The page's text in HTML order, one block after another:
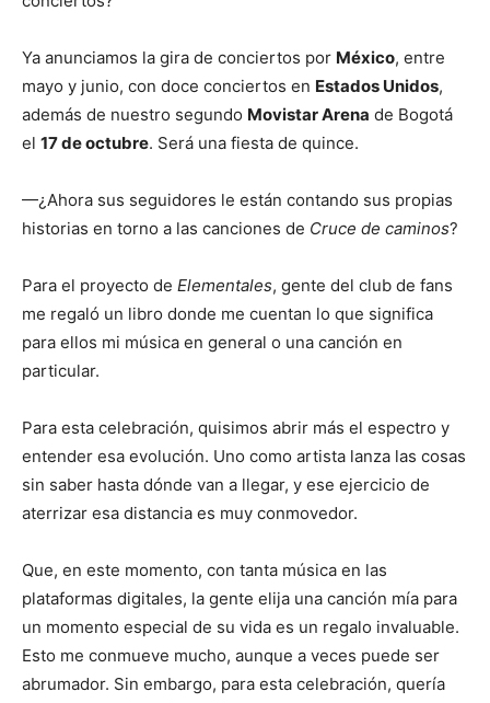
Ya anunciamos la gira de conciertos por México, entre
mayo y junio, con doce conciertos en Estados Unidos,
además de nuestro segundo Movistar Arena de Bogotá
el 17 de octubre. Será una fiesta de quince.
—¿Ahora sus seguidores le están contando sus propias
historias en torno a las canciones de Cruce de caminos?
Para el proyecto de Elementales, gente del club de fans
me regaló un libro donde me cuentan lo que significa
para ellos mi música en general o una canción en
particular.
Para esta celebración, quisimos abrir más el espectro y
entender esa evolución. Uno como artista lanza las cosas
sin saber hasta dónde van a llegar, y ese ejercicio de
aterrizar esa distancia es muy conmovedor.
Que, en este momento, con tanta música en las
plataformas digitales, la gente elija una canción mía para
un momento especial de su vida es un regalo invaluable.
Esto me conmueve mucho, aunque a veces puede ser
abrumador. Sin embargo, para esta celebración, quería